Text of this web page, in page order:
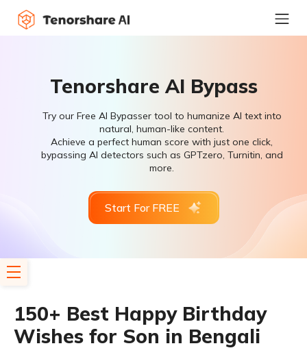
Tenorshare AI Bypass
Try our Free AI Bypasser tool to humanize AI text into
natural, human-like content.
Achieve a perfect human score with just one click,
bypassing AI detectors such as GPTzero, Turnitin, and
more.
Start For FREE
150+ Best Happy Birthday
Wishes for Son in Bengali